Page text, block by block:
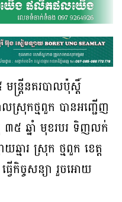
ន្ត្រីនគរបាលប៉ុស្តិ៍
ាលស្រុកថ្មពួក បានអញ្ជើញ
៥ ឆ្នាំ មុខរបរ ទិញលក់
មារ ស្រុក ថ្មពួក ខេត្ត
ើកិច្ចសន្យា រួចអោយ